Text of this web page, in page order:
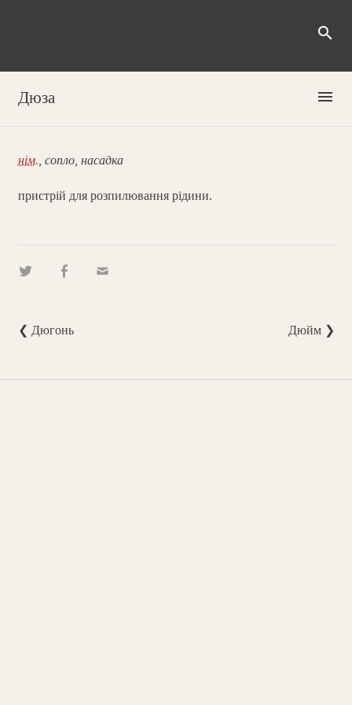
search
Дюза menu
нім. , сопло, насадка
пристрій для розпилювання рідини.
❮ Дюгонь Дюйм ❯